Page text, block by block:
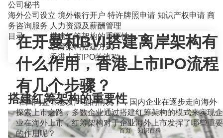
公司秘书
海外公司设立 境外银行开户 特许牌照申请 知识产权申请 商
务咨询服务 人力资源及薪酬管理
当前位置：首页> 知识百科>
在开曼和BVI搭建离岸架构有
什么作用，香港上市IPO流程
有几个步骤？
在国内监管愈发严谨的情况下，国内企业在逐步走向海外
探索上市之路，多数企业通过搭建红筹架构的模式来实现企
业在海外上市，红筹架构对于企业海外上市发挥了哪些重要
的作用呢？
目录
搭建红筹架构的重要性
红筹架构搭建方式
香港上市IPO的流程
搭建红筹架构的重要性